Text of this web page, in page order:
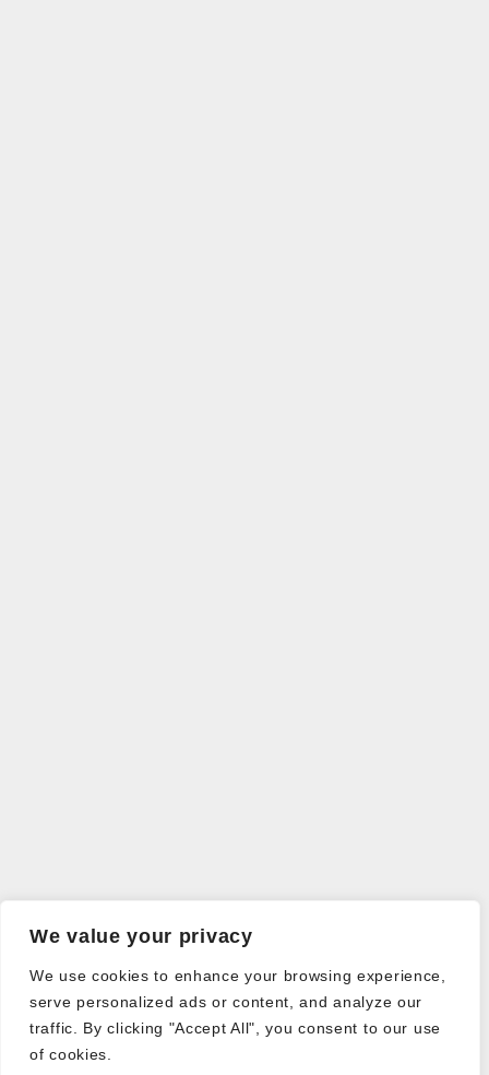
We value your privacy
We use cookies to enhance your browsing experience,
serve personalized ads or content, and analyze our
traffic. By clicking "Accept All", you consent to our use
of cookies.